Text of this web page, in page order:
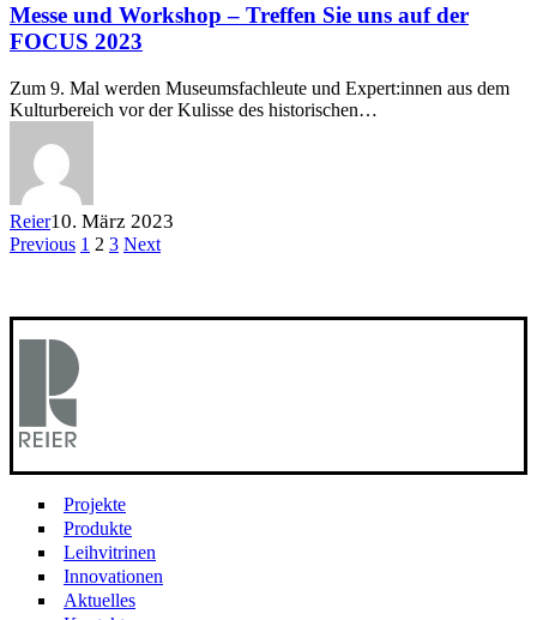
Messe und Workshop – Treffen Sie uns auf der
FOCUS 2023
Zum 9. Mal werden Museumsfachleute und Expert:innen aus dem
Kulturbereich vor der Kulisse des historischen…
Reier10. März 2023
Previous 1 2 3 Next
Projekte
Produkte
Leihvitrinen
Innovationen
Aktuelles